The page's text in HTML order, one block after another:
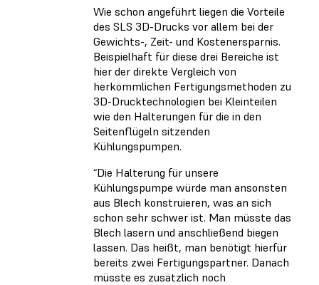
Wie schon angeführt liegen die Vorteile
des SLS 3D-Drucks vor allem bei der
Gewichts-, Zeit- und Kostenersparnis.
Beispielhaft für diese drei Bereiche ist
hier der direkte Vergleich von
herkömmlichen Fertigungsmethoden zu
3D-Drucktechnologien bei Kleinteilen
wie den Halterungen für die in den
Seitenflügeln sitzenden
Kühlungspumpen.
“Die Halterung für unsere
Kühlungspumpe würde man ansonsten
aus Blech konstruieren, was an sich
schon sehr schwer ist. Man müsste das
Blech lasern und anschließend biegen
lassen. Das heißt, man benötigt hierfür
bereits zwei Fertigungspartner. Danach
müsste es zusätzlich noch